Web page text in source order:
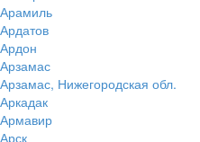
Арамиль
Ардатов
Ардон
Арзамас
Арзамас, Нижегородская обл.
Аркадак
Армавир
Арск